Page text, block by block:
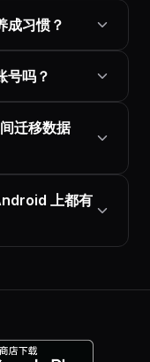
成习惯？
号吗？
迁移数据
上都有